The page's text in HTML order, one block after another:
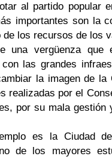
al partido popular
importantes son la
de los recursos de los
una vergüenza
con las grandes
la imagen de la
realizadas por el
por su mala gestión
es la Ciudad
de los mayores